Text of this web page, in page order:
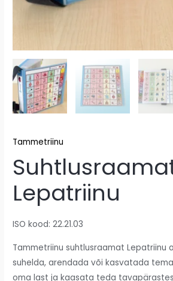
Tammetriinu
Lepatriinu
ISO kood: 22.21.03
Tammetriinu suhtlusraamat Lepatriinu
suhelda, arendada või kasvatada
oma last ja kaasata teda